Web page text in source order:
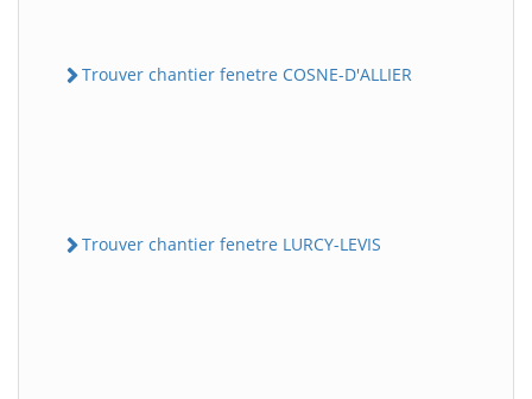
Trouver chantier fenetre COSNE-D'ALLIER
Trouver chantier fenetre LURCY-LEVIS